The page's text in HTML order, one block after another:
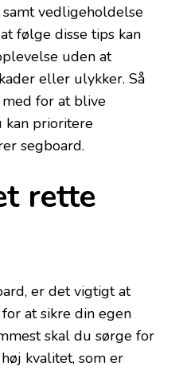
vedligeholdelse
følge disse tips kan
uden at
eller ulykker. Så
for at blive
kan prioritere
segboard.
rette
er det vigtigt at
at sikre din egen
skal du sørge for
kvalitet, som er